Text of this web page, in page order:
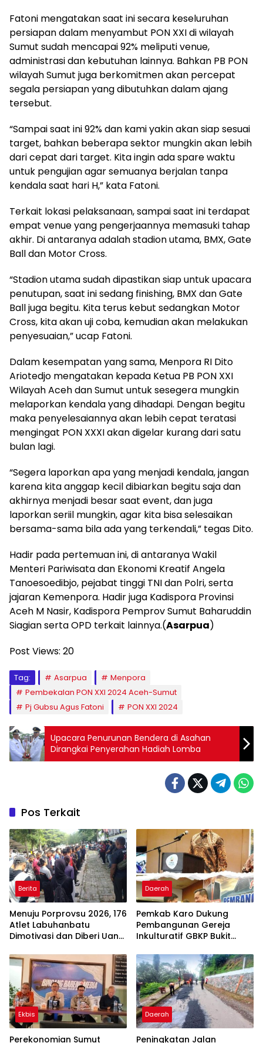
Fatoni mengatakan saat ini secara keseluruhan
persiapan dalam menyambut PON XXI di wilayah
Sumut sudah mencapai 92% meliputi venue,
administrasi dan kebutuhan lainnya. Bahkan PB PON
wilayah Sumut juga berkomitmen akan percepat
segala persiapan yang dibutuhkan dalam ajang
tersebut.
“Sampai saat ini 92% dan kami yakin akan siap sesuai
target, bahkan beberapa sektor mungkin akan lebih
dari cepat dari target. Kita ingin ada spare waktu
untuk pengujian agar semuanya berjalan tanpa
kendala saat hari H,” kata Fatoni.
Terkait lokasi pelaksanaan, sampai saat ini terdapat
empat venue yang pengerjaannya memasuki tahap
akhir. Di antaranya adalah stadion utama, BMX, Gate
Ball dan Motor Cross.
“Stadion utama sudah dipastikan siap untuk upacara
penutupan, saat ini sedang finishing, BMX dan Gate
Ball juga begitu. Kita terus kebut sedangkan Motor
Cross, kita akan uji coba, kemudian akan melakukan
penyesuaian,” ucap Fatoni.
Dalam kesempatan yang sama, Menpora RI Dito
Ariotedjo mengatakan kepada Ketua PB PON XXI
Wilayah Aceh dan Sumut untuk sesegera mungkin
melaporkan kendala yang dihadapi. Dengan begitu
maka penyelesaiannya akan lebih cepat teratasi
mengingat PON XXXI akan digelar kurang dari satu
bulan lagi.
“Segera laporkan apa yang menjadi kendala, jangan
karena kita anggap kecil dibiarkan begitu saja dan
akhirnya menjadi besar saat event, dan juga
laporkan seriil mungkin, agar kita bisa selesaikan
bersama-sama bila ada yang terkendali,” tegas Dito.
Hadir pada pertemuan ini, di antaranya Wakil
Menteri Pariwisata dan Ekonomi Kreatif Angela
Tanoesoedibjo, pejabat tinggi TNI dan Polri, serta
jajaran Kemenpora. Hadir juga Kadispora Provinsi
Aceh M Nasir, Kadispora Pemprov Sumut Baharuddin
Siagian serta OPD terkait lainnya.(Asarpua)
Post Views: 20
Tag: Asarpua
Menpora
Pembekalan PON XXI 2024 Aceh-Sumut
Pj Gubsu Agus Fatoni
PON XXI 2024
Upacara Penurunan Bendera di Asahan
Dirangkai Penyerahan Hadiah Lomba
Pos Terkait
Berita
Menuju Porprovsu 2026, 176
Atlet Labuhanbatu
Dimotivasi dan Diberi Uang
Daerah
Pemkab Karo Dukung
Pembangunan Gereja
Inkulturatif GBKP Bukit
Ekbis
Perekonomian Sumut
Daerah
Peningkatan Jalan